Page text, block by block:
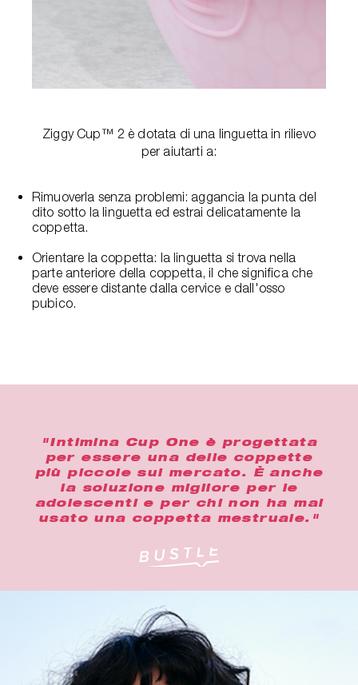
Ziggy Cup™ 2 è dotata di una linguetta in rilievo
per aiutarti a:
Rimuoverla senza problemi: aggancia la punta del
dito sotto la linguetta ed estrai delicatamente la
coppetta.
Orientare la coppetta: la linguetta si trova nella
parte anteriore della coppetta, il che significa che
deve essere distante dalla cervice e dall'osso
pubico.
"Intimina Cup One è progettata
per essere una delle coppette
più piccole sul mercato. È anche
la soluzione migliore per le
adolescenti e per chi non ha mai
usato una coppetta mestruale."